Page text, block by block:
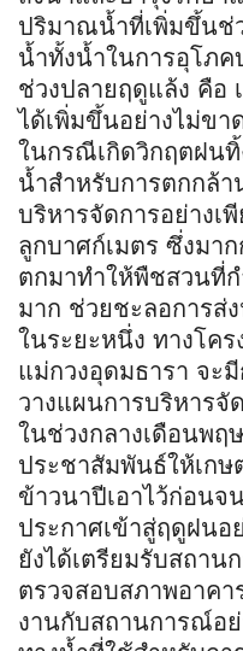
ปริมาณน้ำที่เพิ่มขึ้นช่
น้ำทั้งน้ำในการอุโภ
ช่วงปลายฤดูแล้ง คือ
ได้เพิ่มขึ้นอย่างไม่ขา
ในกรณีเกิดวิกฤตฝน
น้ำสำหรับการตกกล้า
บริหารจัดการอย่างเ
ลูกบาศก์เมตร ซึ่งมา
ตกมาทำให้พืชสวนที่
มาก ช่วยชะลอการส่
ในระยะหนึ่ง ทางโค
แม่กวงอุดมธารา จะ
วางแผนการบริหารจั
ในช่วงกลางเดือนพฤ
ประชาสัมพันธ์ให้เก
ข้าวนาปีเอาไว้ก่อนจ
ประกาศเข้าสู่ฤดูฝนอ
ยังได้เตรียมรับสถาน
ตรวจสอบสภาพอาค
งานกับสถานการณ์อ